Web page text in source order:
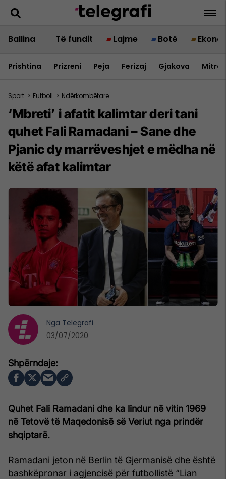
Ballina Të fundit Lajme Botë
Prishtina Prizreni Peja Ferizaj Gjakova
Sport > Futboll > Ndërkombëtare
‘Mbreti’ i afatit kalimtar deri tani
quhet Fali Ramadani – Sane dhe
Pjanic dy marrëveshjet e mëdha në
këtë afat kalimtar
Quhet Fali Ramadani dhe ka lindur në vitin 1969
në Tetovë të Maqedonisë së Veriut nga prindër
shqiptarë.
Ramadani jeton në Berlin të Gjermanisë dhe është
bashkëpronar i agjencisë për futbollistë “Lian
Nga Telegrafi
03/07/2020